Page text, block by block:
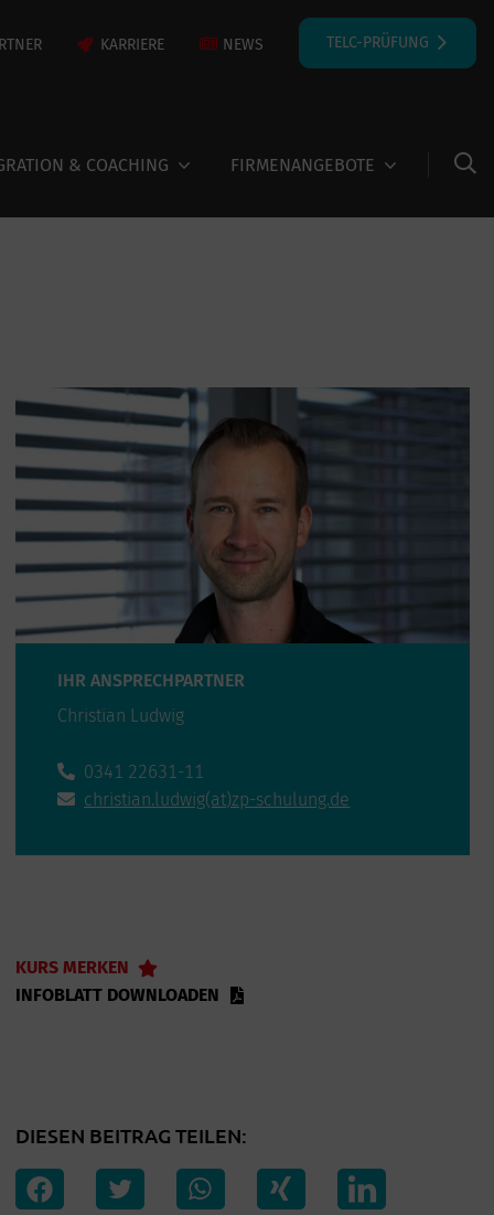
KARRIERE NEWS TELC-PRÜFUNG
& COACHING FIRMENANGEBOTE
IHR ANSPRECHPARTNER
Christian Ludwig
0341 22631-11
christian.ludwig(at)zp-schulung.de
KURS MERKEN
INFOBLATT DOWNLOADEN
DIESEN BEITRAG TEILEN: